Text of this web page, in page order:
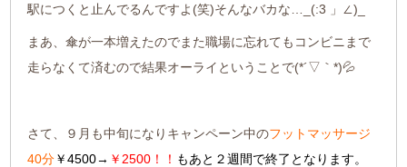
駅につくと止んでるんですよ(笑)そんなバカな…_(:3 」∠)_
まあ、傘が一本増えたのでまた職場に忘れてもコンビニまで
走らなくて済むので結果オーライということで(*´▽｀*)💦
さて、９月も中旬になりキャンペーン中のフットマッサージ
40分￥4500→ ￥2500！！ もあと２週間で終了となります。